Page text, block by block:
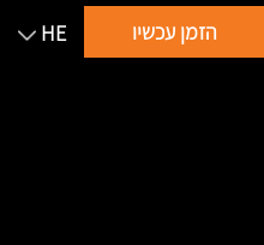
הזמן עכשיו HE